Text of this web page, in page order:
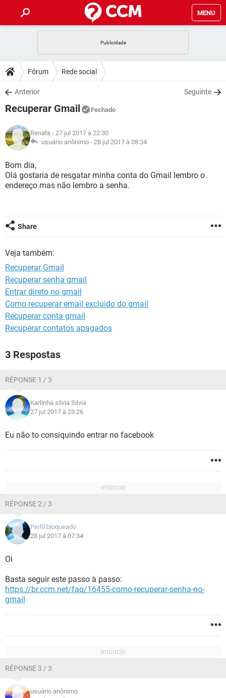
MENU
CELULAR
OUTLOOK
INSTAGRAM
GUIA DE COMPRAS
DICAS
JOGOS
INSTAGRAM
GUIA DE COMPRAS
DOWNLOADS
JOGOS
CELULAR
OUTLOOK EXCEL
INSTAGRAM
GUIA DE COMPRAS
FÓRUM
JOGOS
CELULAR
OUTLOOK
INSTAGRAM GMAIL
GLOSSÁRIO
JOGOS
CELULAR FACEBOOK
GUIA DE COMPRAS
Fórum Rede social
Anterior Seguinte
Recuperar Gmail Fechado
Renata - 27 jul 2017 à 22:30
usuário anônimo - 28 jul 2017 à 08:34
Bom dia,
Olá gostaria de resgatar minha conta do Gmail lembro o
endereço mas não lembro a senha.
Share
Veja também:
Recuperar Gmail
Recuperar senha gmail
Entrar direto no gmail
Como recuperar email excluido do gmail
Recuperar conta gmail
Recuperar contatos apagados
3 Respostas
RÉPONSE 1 / 3
Karlinha silvia Silvia
27 jul 2017 à 23:26
Eu não to consiquindo entrar no facebook
RÉPONSE 2 / 3
Perfil bloqueado
28 jul 2017 à 07:34
Oi
Basta seguir este passo à passo:
https://br.ccm.net/faq/16455-como-recuperar-senha-no-
gmail
RÉPONSE 3 / 3
usuário anônimo